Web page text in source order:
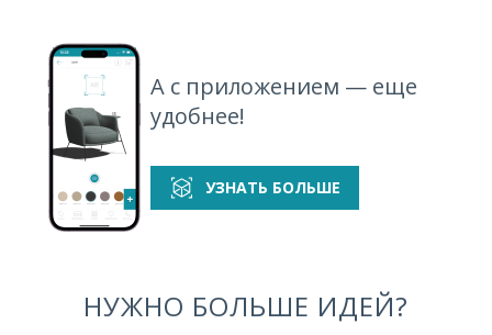
Oscar 978
А с приложением — еще
удобнее!
УЗНАТЬ БОЛЬШЕ
НУЖНО БОЛЬШЕ ИДЕЙ?